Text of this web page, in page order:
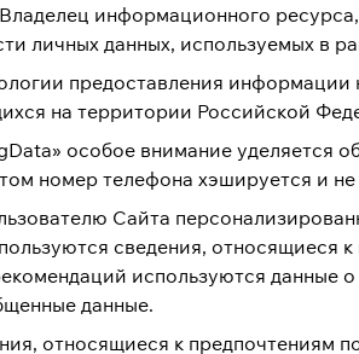
информационного
личных данных, используемых в
предоставления
на территории Российской
особое внимание уделяется
номер телефона хэшируется и
Сайта
сведения, относящиеся
используются данные
данные.
относящиеся к предпочтениям